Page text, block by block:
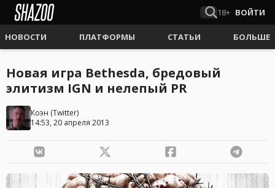
18+ ВОЙТИ
НОВОСТИ ПЛАТФОРМЫ СТАТЬИ БОЛЬШЕ
Новая игра Bethesda, бредовый
элитизм IGN и нелепый PR
Коэн (Twitter)
14:53, 20 апреля 2013